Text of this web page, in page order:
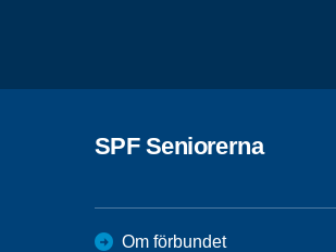
SPF Seniorerna
Om förbundet